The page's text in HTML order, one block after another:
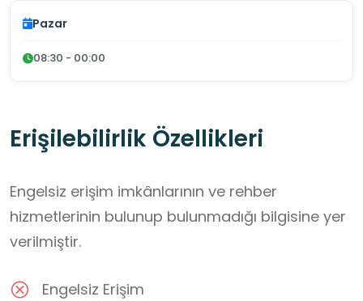
Pazar
08:30 - 00:00
Erişilebilirlik Özellikleri
Engelsiz erişim imkânlarının ve rehber
hizmetlerinin bulunup bulunmadığı bilgisine yer
verilmiştir.
Engelsiz Erişim